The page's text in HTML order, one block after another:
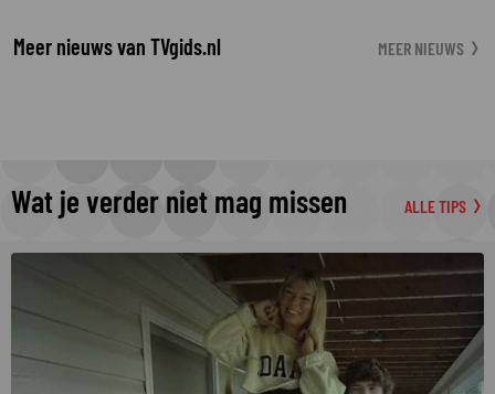
Meer nieuws van TVgids.nl MEER NIEUWS
Wat je verder niet mag missen ALLE TIPS